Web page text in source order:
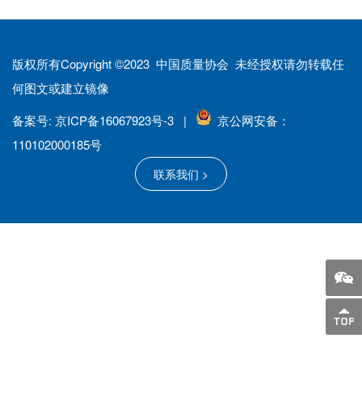
质量协会会员活动。现将有关事宜通知如下。 一、
企业自愿参加。 （一）企业递交用户满意经营承诺
书。 截至3月14日24点，有意向承诺的企业需进入
报名链接，按要求填报信息并上传企业用户满意经
营承诺书（见附件），承诺企业名单经中国质协审
核后，将在中国质协官方网站、微信公众号等平台
上予以公布。 （二）参加承诺倡议仪式和团体标准
宣贯。 中国质协将于3月12日下午举办承诺倡议仪
式，并宣贯《企业市场质量信用等级评价准则》
（T/CAQ 20301-2023）团体标准。企业在报名
版权所有Copyright ©2023 中国质量协会 未经授权请勿转载任
何图文或建立镜像
备案号: 京ICP备16067923号-3 |
京公网安备：
110102000185号
联系我们 >